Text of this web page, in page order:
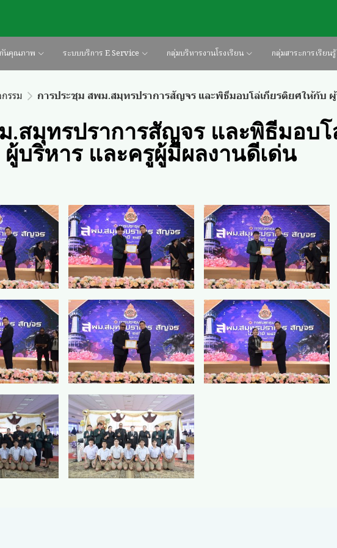
นคุณภาพ ระบบบริการ E Service กลุ่มบริหารงานโรงเรียน กลุ่มสาระการเรียนรู้
รรม การประชุม สพม.สมุทรปราการสัญจร และพิธีมอบโล่เกียรติยศให้กับ
.สมุทรปราการสัญจร และพิธีมอบโ
ผู้บริหาร และครูผู้มีผลงานดีเด่น